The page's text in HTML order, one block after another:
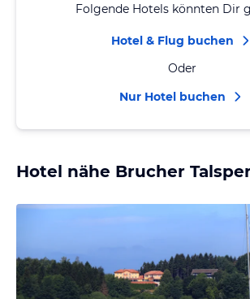
Folgende Hotels könnten Dir
Hotel & Flug buchen
Oder
Nur Hotel buchen
Hotel nähe Brucher